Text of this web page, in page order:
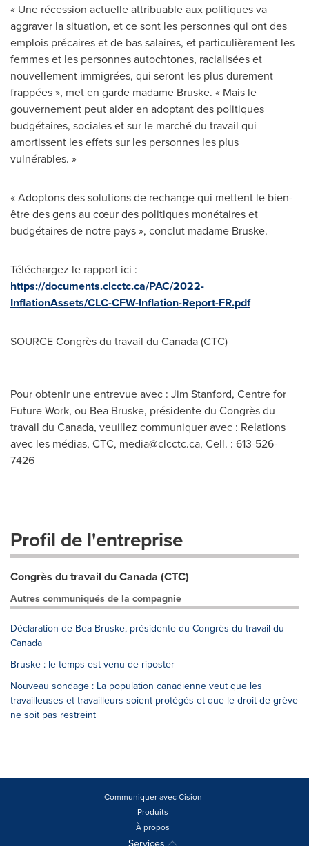
« Une récession actuelle attribuable aux politiques va
aggraver la situation, et ce sont les personnes qui ont des
emplois précaires et de bas salaires, et particulièrement les
femmes et les personnes autochtones, racialisées et
nouvellement immigrées, qui seront les plus durement
frappées », met en garde madame Bruske. « Mais le
gouvernement peut aider en adoptant des politiques
budgétaires, sociales et sur le marché du travail qui
amortissent les effets sur les personnes les plus
vulnérables. »
« Adoptons des solutions de rechange qui mettent le bien-
être des gens au cœur des politiques monétaires et
budgétaires de notre pays », conclut madame Bruske.
Téléchargez le rapport ici :
https://documents.clcctc.ca/PAC/2022-
InflationAssets/CLC-CFW-Inflation-Report-FR.pdf
SOURCE Congrès du travail du Canada(CTC)
Pour obtenir une entrevue avec : Jim Stanford, Centre for
Future Work, ou Bea Bruske, présidente du Congrès du
travail du Canada, veuillez communiquer avec : Relations
avec les médias, CTC, media@clcctc.ca, Cell. : 613-526-
7426
Profil de l'entreprise
Congrès du travail du Canada (CTC)
Autres communiqués de la compagnie
Déclaration de Bea Bruske, présidente du Congrès du travail du
Canada
Bruske : le temps est venu de riposter
Nouveau sondage : La population canadienne veut que les
travailleuses et travailleurs soient protégés et que le droit de grève
ne soit pas restreint
Communiquer avec Cision
Produits
À propos